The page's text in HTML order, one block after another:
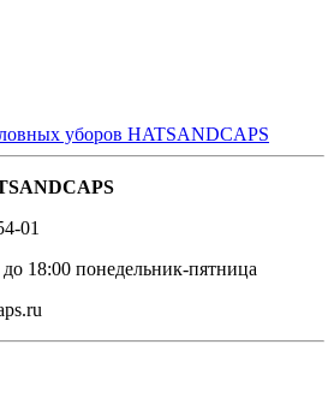
01
до 18:00 понедельник-пятница